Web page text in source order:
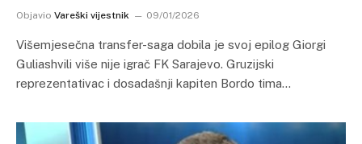
Objavio Vareški vijestnik 09/01/2026
Višemjesečna transfer-saga dobila je svoj epilog Giorgi
Guliashvili više nije igrač FK Sarajevo. Gruzijski
reprezentativac i dosadašnji kapiten Bordo tima…